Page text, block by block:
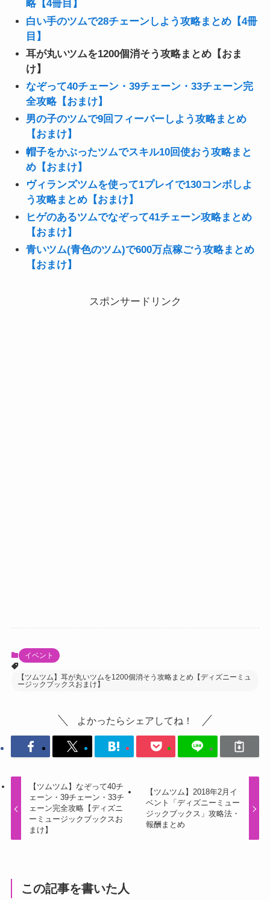
略【4冊目】
白い手のツムで28チェーンしよう攻略まとめ【4冊
目】
耳が丸いツムを1200個消そう攻略まとめ【おま
け】
なぞって40チェーン・39チェーン・33チェーン完
全攻略【おまけ】
男の子のツムで9回フィーバーしよう攻略まとめ
【おまけ】
帽子をかぶったツムでスキル10回使おう攻略まと
め【おまけ】
ヴィランズツムを使って1プレイで130コンボしよ
う攻略まとめ【おまけ】
ヒゲのあるツムでなぞって41チェーン攻略まとめ
【おまけ】
青いツム(青色のツム)で600万点稼ごう攻略まとめ
【おまけ】
スポンサードリンク
イベント
【ツムツム】耳が丸いツムを1200個消そう攻略まとめ【ディズニーミュ
ージックブックスおまけ】
よかったらシェアしてね！
【ツムツム】なぞって40チ
ェーン・39チェーン・33チ
ェーン完全攻略【ディズニ
ーミュージックブックスお
まけ】
【ツムツム】2018年2月イ
ベント「ディズニーミュー
ジックブックス」攻略法・
報酬まとめ
この記事を書いた人